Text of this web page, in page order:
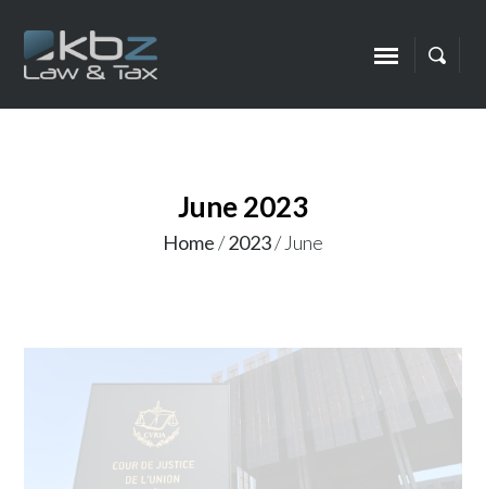
June 2023
Home/2023/ June